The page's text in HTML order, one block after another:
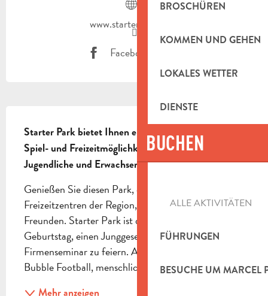
BROSCHÜREN
KOMMEN UND GEHEN
LOKALES WETTER
DIENSTE
BUCHEN
ALLE AKTIVITÄTEN
FÜHRUNGEN
BESUCHE UM MARCEL
www.starterpark.com
Facebook Seite
Starter Park bietet Ihnen eine große Auswahl an
Spiel- und Freizeitmöglichkeiten für Kinder,
Jugendliche und Erwachsene.
Genießen Sie diesen Park, eines der größten
Freizeitzentren der Region, mit der Familie oder mit
Freunden. Starter Park ist der ideale Ort, um einen
Geburtstag, einen Junggesellenabschied oder ein
Firmenseminar zu feiern. Aktivitäten Paintball,
Bubble Football, menschliches Bowling, Laser,...
Mehr anzeigen